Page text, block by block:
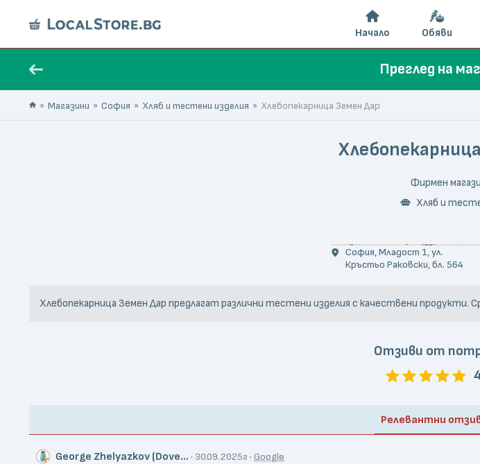
Преглед на
Магазини София Хляб и тестени изделия Хлебопекарница Земен Дар
Фирмен
Хляб и
София, Младост 1, ул.
Кръстьо Раковски, бл. 564
Хлебопекарница Земен Дар предлагат различни тестени изделия с качествени продукти.
Отзиви от
Релевантни
George Zhelyazkov (Dove... · 30.09.2025г · Google
Начало Обяви